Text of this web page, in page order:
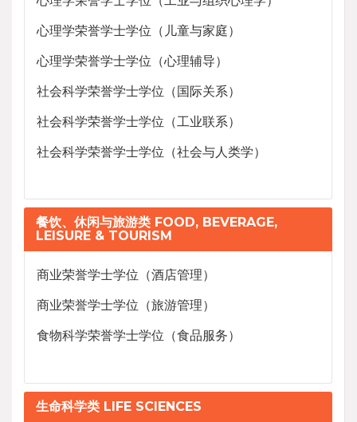
心理学荣誉学士学位（儿童与家庭）
心理学荣誉学士学位（心理辅导）
社会科学荣誉学士学位（国际关系）
社会科学荣誉学士学位（工业联系）
社会科学荣誉学士学位（社会与人类学）
餐饮、休闲与旅游类 FOOD, BEVERAGE,
LEISURE & TOURISM
商业荣誉学士学位（酒店管理）
商业荣誉学士学位（旅游管理）
食物科学荣誉学士学位（食品服务）
生命科学类 LIFE SCIENCES